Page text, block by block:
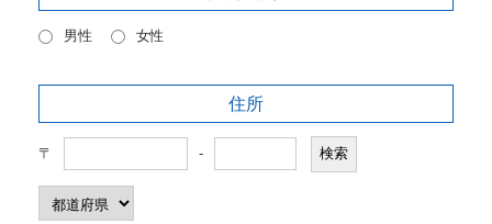
男性 女性
住所
〒 -